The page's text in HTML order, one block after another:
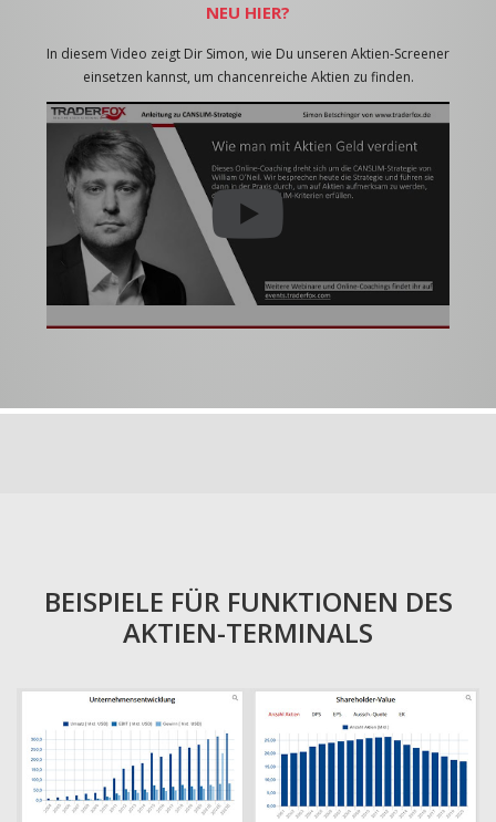
NEU HIER?
In diesem Video zeigt Dir Simon, wie Du unseren Aktien-Screener
einsetzen kannst, um chancenreiche Aktien zu finden.
BEISPIELE FÜR FUNKTIONEN DES
AKTIEN-TERMINALS